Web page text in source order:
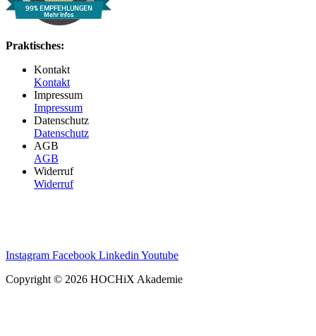
99% EMPFEHLUNGEN
Mehr Infos
Praktisches:
Kontakt
Kontakt
Impressum
Impressum
Datenschutz
Datenschutz
AGB
AGB
Widerruf
Widerruf
Instagram Facebook Linkedin Youtube
Copyright © 2026 HOCHiX Akademie